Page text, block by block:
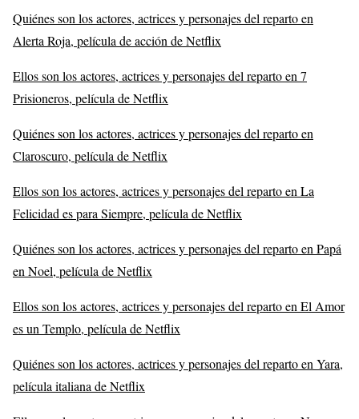
Quiénes son los actores, actrices y personajes del reparto en
Alerta Roja, película de acción de Netflix
Ellos son los actores, actrices y personajes del reparto en 7
Prisioneros, película de Netflix
Quiénes son los actores, actrices y personajes del reparto en
Claroscuro, película de Netflix
Ellos son los actores, actrices y personajes del reparto en La
Felicidad es para Siempre, película de Netflix
Quiénes son los actores, actrices y personajes del reparto en Papá
en Noel, película de Netflix
Ellos son los actores, actrices y personajes del reparto en El Amor
es un Templo, película de Netflix
Quiénes son los actores, actrices y personajes del reparto en Yara,
película italiana de Netflix